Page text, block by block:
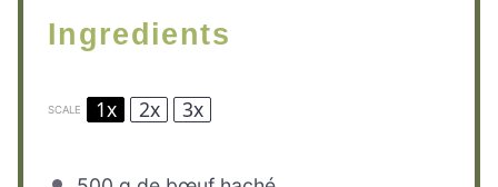
Ingredients
SCALE 1x 2x 3x